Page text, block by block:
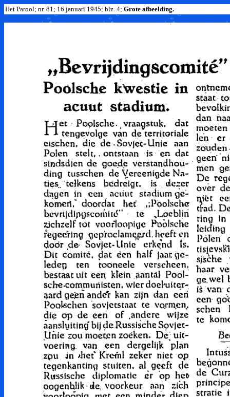
Het Parool; nr. 81; 16 januari 1945; blz. 4; Grote afbeelding.